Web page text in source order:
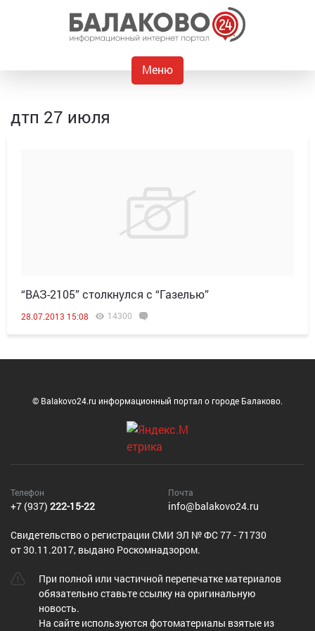
Меню
дтп 27 июля
“ВАЗ-2105” столкнулся с “Газелью”
28.07.2013 15:08 14300
© Balakovo24.ru информационный портал о городе Балаково.
Телефон
+7 (937) 222-15-22
Почта
info@balakovo24.ru
Cвидетельство о регистрации СМИ ЭЛ № ФС 77 - 71730
от 30.11.2017, выдано Роскомнадзором.
При полной или частичной перепечатке материалов
обязательно ставьте ссылку на оригинальную
новость.
На сайте используются фотоматериалы взятые из